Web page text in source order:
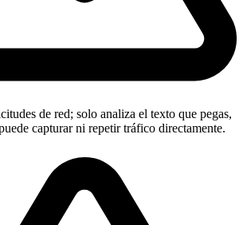
de red; solo analiza el texto que pegas,
capturar ni repetir tráfico directamente.